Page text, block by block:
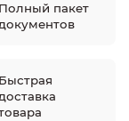
Полный пакет
Быстрая